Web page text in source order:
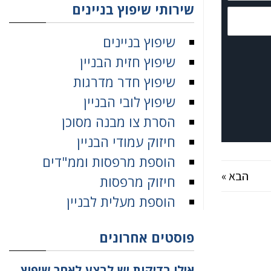
הבא »
שירותי שיפוץ בניינים
שיפוץ בניינים
שיפוץ חזית הבניין
שיפוץ חדר מדרגות
שיפוץ לובי הבניין
הסרת צו מבנה מסוכן
חיזוק עמודי הבניין
הוספת מרפסות וממ"דים
חיזוק מרפסות
הוספת מעלית לבניין
פוסטים אחרונים